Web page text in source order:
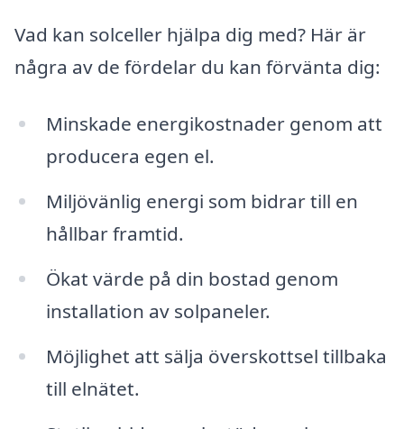
Vad kan solceller hjälpa dig med? Här är
några av de fördelar du kan förvänta dig:
Minskade energikostnader genom att
producera egen el.
Miljövänlig energi som bidrar till en
hållbar framtid.
Ökat värde på din bostad genom
installation av solpaneler.
Möjlighet att sälja överskottsel tillbaka
till elnätet.